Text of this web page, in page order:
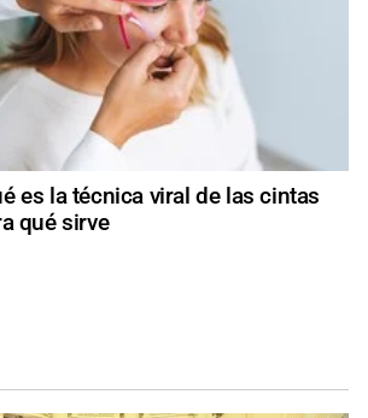
es la técnica viral de las cintas
qué sirve